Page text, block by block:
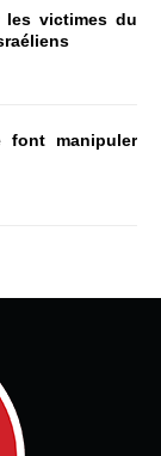
les victimes du
font manipuler